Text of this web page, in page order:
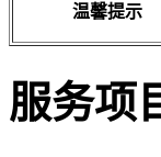
温馨提示
服务项